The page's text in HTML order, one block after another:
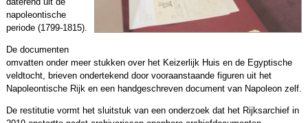
napoleontische
periode (1799-1815).
De documenten
omvatten onder meer stukken over het Keizerlijk Huis en de Egyptische
veldtocht, brieven ondertekend door vooraanstaande figuren uit het
Napoleontische Rijk en een handgeschreven document van Napoleon zelf.
De restitutie vormt het sluitstuk van een onderzoek dat het Rijksarchief in